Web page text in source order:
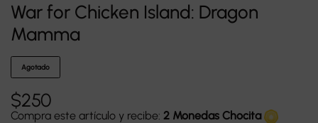
War for Chicken Island: Dragon
Mamma
Agotado
$250
Compra este artículo y recibe: 2 Monedas Chocita